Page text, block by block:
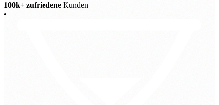
100k+ zufriedene Kunden
•